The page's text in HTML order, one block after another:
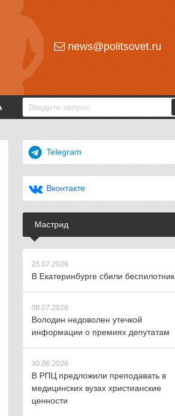
news@politsovet.ru
Telegram
Вконтакте
Мастрид
25.07.2026
В Екатеринбурге сбили беспилотник
08.07.2026
Володин недоволен утечкой
информации о премиях депутатам
30.06.2026
В РПЦ предложили преподавать в
медицинских вузах христианские
ценности